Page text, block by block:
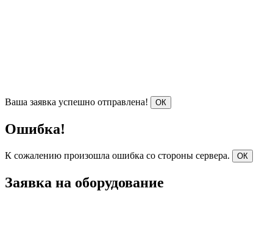
Ваша заявка успешно отправлена! ОК
Ошибка!
К сожалению произошла ошибка со стороны сервера. ОК
Заявка на оборудование